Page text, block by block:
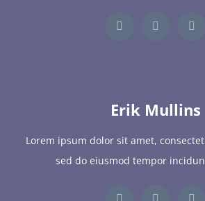
Erik Mullins
Lorem ipsum dolor sit amet,
sed do eiusmod tempor